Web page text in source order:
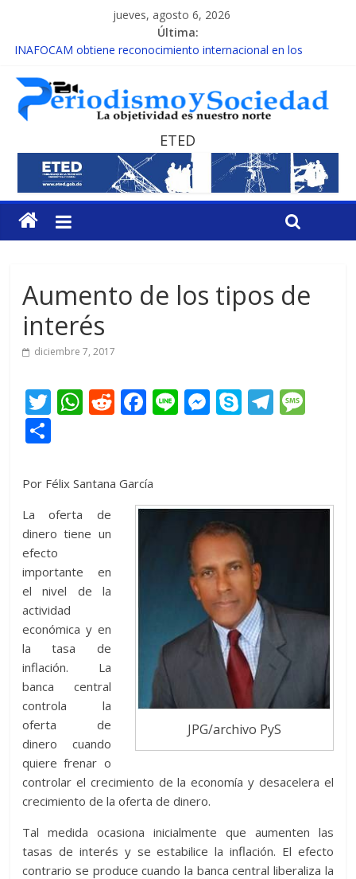
jueves, agosto 6, 2026
Última:
INAFOCAM obtiene reconocimiento internacional en los
15 de febrero de cada año es Día Nacional de la lucha contra el
cáncer infantil
EL ENFOQUE UNILATERAL DE LA COALICIÓN
MESCyT y Universidad Albizu apoyarán rehabilitación de
reclusos
MESCyT presenta calendario de Consulta Nacional por la
Educación
ETED
Aumento de los tipos de
interés
diciembre 7, 2017
T
er
W
s
p
R
di
F
b
o
Li M
n
g
er
S
e
T
a g
m
p
ar
ti
r
Por Félix Santana García
JPG/archivo PyS
La oferta de
dinero tiene un
efecto
importante en
el nivel de la
actividad
económica y en
la tasa de
inflación. La
banca central
controla la
oferta de
dinero cuando
quiere frenar o
controlar el crecimiento de la economía y desacelera el
crecimiento de la oferta de dinero.
Tal medida ocasiona inicialmente que aumenten las
tasas de interés y se estabilice la inflación. El efecto
contrario se produce cuando la banca central liberaliza la